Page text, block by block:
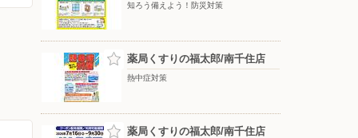
知ろう備えよう！防災対策
薬局くすりの福太郎/南千住店
熱中症対策
薬局くすりの福太郎/南千住店